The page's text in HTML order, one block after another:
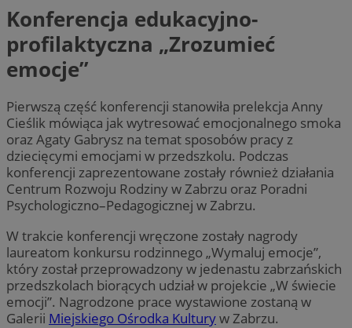
Konferencja edukacyjno-
profilaktyczna „Zrozumieć
emocje”
Pierwszą część konferencji stanowiła prelekcja Anny
Cieślik mówiąca jak wytresować emocjonalnego smoka
oraz Agaty Gabrysz na temat sposobów pracy z
dziecięcymi emocjami w przedszkolu. Podczas
konferencji zaprezentowane zostały również działania
Centrum Rozwoju Rodziny w Zabrzu oraz Poradni
Psychologiczno–Pedagogicznej w Zabrzu.
W trakcie konferencji wręczone zostały nagrody
laureatom konkursu rodzinnego „Wymaluj emocje”,
który został przeprowadzony w jedenastu zabrzańskich
przedszkolach biorących udział w projekcie „W świecie
emocji”. Nagrodzone prace wystawione zostaną w
Galerii Miejskiego Ośrodka Kulturyw Zabrzu.